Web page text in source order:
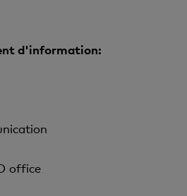
d'information:
office